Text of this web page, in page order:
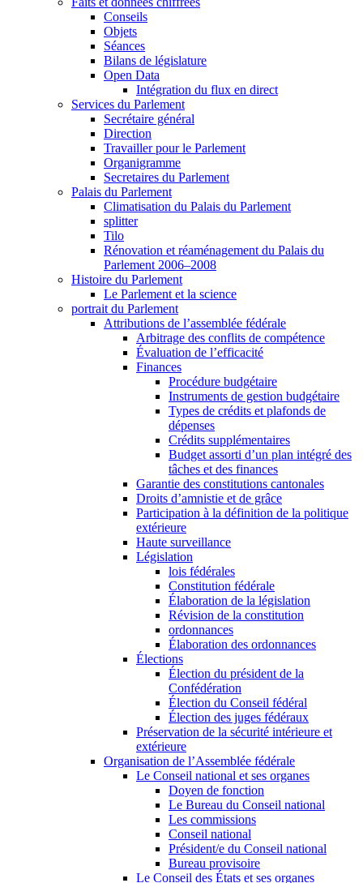
Conseils
Objets
Séances
Bilans de législature
Open Data
Intégration du flux en direct
Services du Parlement
Secrétaire général
Direction
Travailler pour le Parlement
Organigramme
Secretaires du Parlement
Palais du Parlement
Climatisation du Palais du Parlement
splitter
Tilo
Rénovation et réaménagement du Palais du
Parlement 2006–2008
Histoire du Parlement
Le Parlement et la science
portrait du Parlement
Attributions de l’assemblée fédérale
Arbitrage des conflits de compétence
Évaluation de l’efficacité
Finances
Procédure budgétaire
Instruments de gestion budgétaire
Types de crédits et plafonds de
dépenses
Crédits supplémentaires
Budget assorti d’un plan intégré des
tâches et des finances
Garantie des constitutions cantonales
Droits d’amnistie et de grâce
Participation à la définition de la politique
extérieure
Haute surveillance
Législation
lois fédérales
Constitution fédérale
Élaboration de la législation
Révision de la constitution
ordonnances
Élaboration des ordonnances
Élections
Élection du président de la
Confédération
Élection du Conseil fédéral
Élection des juges fédéraux
Préservation de la sécurité intérieure et
extérieure
Organisation de l’Assemblée fédérale
Le Conseil national et ses organes
Doyen de fonction
Le Bureau du Conseil national
Les commissions
Conseil national
Président/e du Conseil national
Bureau provisoire
Le Conseil des États et ses organes